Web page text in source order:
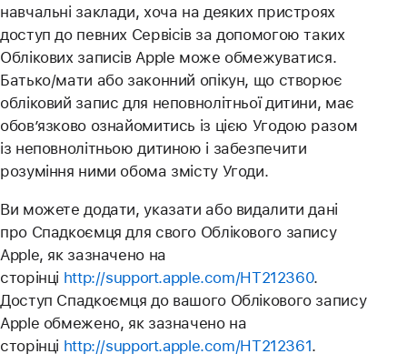
навчальні заклади, хоча на деяких пристроях
доступ до певних Сервісів за допомогою таких
Облікових записів Apple може обмежуватися.
Батько/мати або законний опікун, що створює
обліковий запис для неповнолітньої дитини, має
обов’язково ознайомитись із цією Угодою разом
із неповнолітньою дитиною і забезпечити
розуміння ними обома змісту Угоди.
Ви можете додати, указати або видалити дані
про Спадкоємця для свого Облікового запису
Apple, як зазначено на
сторінці http://support.apple.com/HT212360.
Доступ Спадкоємця до вашого Облікового запису
Apple обмежено, як зазначено на
сторінці http://support.apple.com/HT212361.